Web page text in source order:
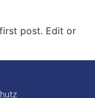
post. Edit or